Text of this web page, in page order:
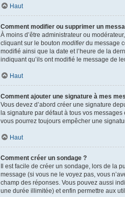
Haut
Comment modifier ou supprimer un
À moins d’être administrateur ou
cliquant sur le bouton modifierdu message
modifié ainsi que la date et l’heure de la
indiquant qu’ils ont modifié le message de
Haut
Comment ajouter une signature à mes
Vous devez d’abord créer une signature
la signature par défaut à tous vos
vous pourrez toujours empêcher une
Haut
Comment créer un sondage ?
Il est facile de créer un sondage, lors de la
message (si vous ne le voyez pas, vous
champ des réponses. Vous pouvez aussi
une durée illimitée) et enfin permettre aux